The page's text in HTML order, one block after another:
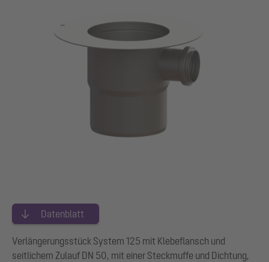
Datenblatt
Verlängerungsstück System 125 mit Klebeflansch und
seitlichem Zulauf DN 50, mit einer Steckmuffe und Dichtung,